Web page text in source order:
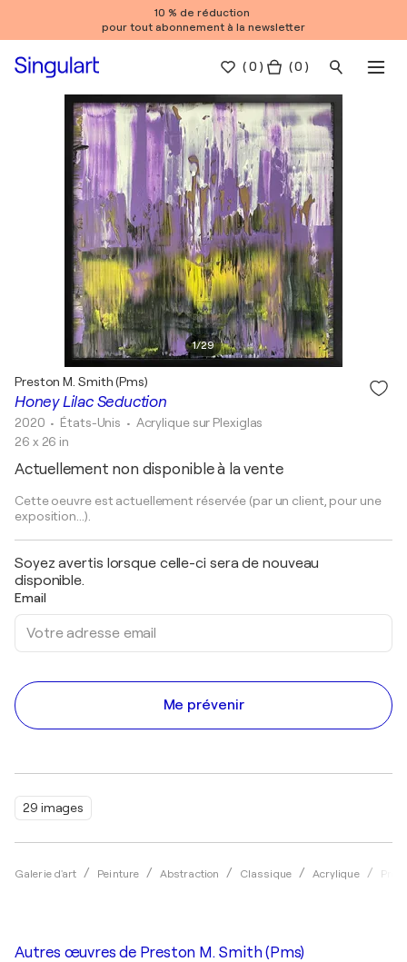
10 % de réduction
pour tout abonnement à la newsletter
(0 ) ( 0 )
1/29
29 images
Galerie d'art Peinture Abstraction Classique Acrylique
Honey Lilac Seduction
Preston M. Smith (Pms)
2020 • États-Unis • Acrylique sur Plexiglas
26 x 26 in
Actuellement non disponible à la vente
Cette oeuvre est actuellement réservée (par un client, pour une
exposition...).
Soyez avertis lorsque celle-ci sera de nouveau
disponible.
Email
Me prévenir
Autres œuvres de Preston M. Smith (Pms)